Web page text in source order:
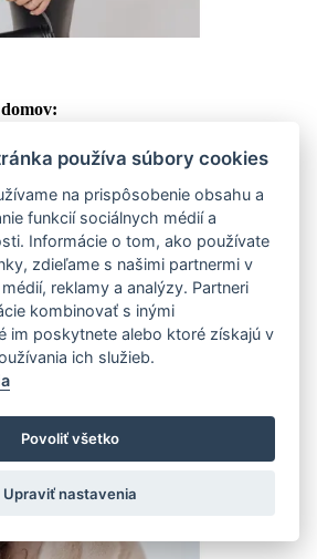
ks)
Zasielame do 4-7 pracovných dní
GLAMFLUFFY, čierny
používa súbory cookies
na prispôsobenie obsahu a
funkcií sociálnych médií a
Informácie o tom, ako používate
zdieľame s našimi partnermi v
reklamy a analýzy. Partneri
kombinovať s inými
im poskytnete alebo ktoré získajú v
ich služieb.
Povoliť všetko
Upraviť nastavenia